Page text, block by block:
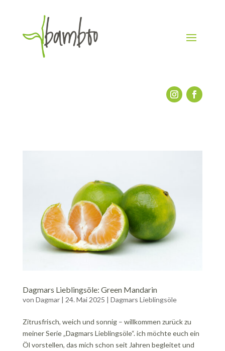
Dagmars Lieblingsöle: Green Mandarin
von Dagmar| 24. Mai 2025 | Dagmars Lieblingsöle
Zitrusfrisch, weich und sonnig – willkommen zurück zu
meiner Serie „Dagmars Lieblingsöle“. ich möchte euch ein
Öl vorstellen, das mich schon seit Jahren begleitet und